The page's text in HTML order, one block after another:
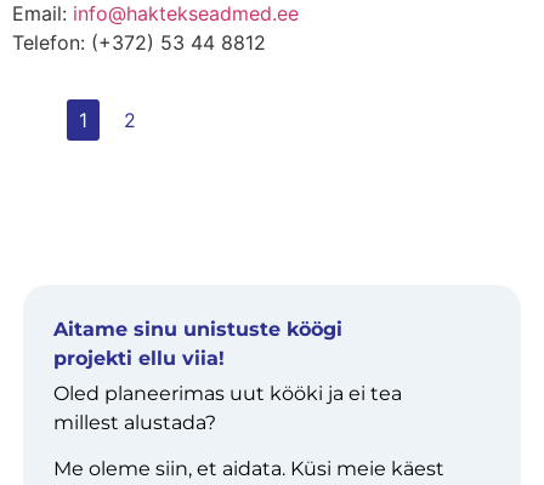
Email: info@haktekseadmed.ee
Telefon: (+372) 53 44 8812
1 2
Aitame sinu unistuste köögi
projekti ellu viia!
Oled planeerimas uut kööki ja ei tea
millest alustada?
Me oleme siin, et aidata. Küsi meie käest